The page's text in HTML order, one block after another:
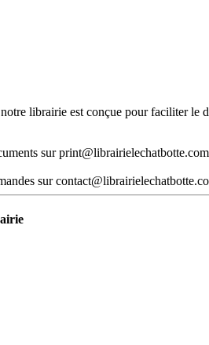
librairie est conçue pour faciliter le
sur print@librairielechatbotte.com
sur